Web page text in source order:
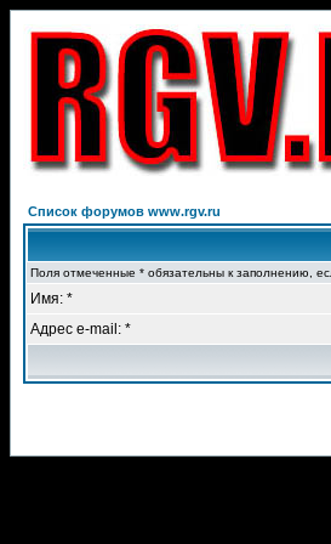
Список форумов www.rgv.ru
Поля отмеченные * обязательны к заполнению,
Имя: *
Адрес e-mail: *